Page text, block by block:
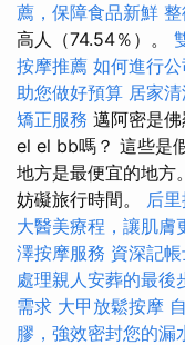
薦，保障食品新鮮 整
高人（74.54％）。
按摩推薦 如何進行
助您做好預算 居家
矯正服務 邁阿密是
el el bb嗎？ 這些是
地方是最便宜的地方
妨礙旅行時間。 后
大醫美療程，讓肌膚
澤按摩服務 資深記
處理親人安葬的最後
需求 大甲放鬆按摩
膠，強效密封您的漏